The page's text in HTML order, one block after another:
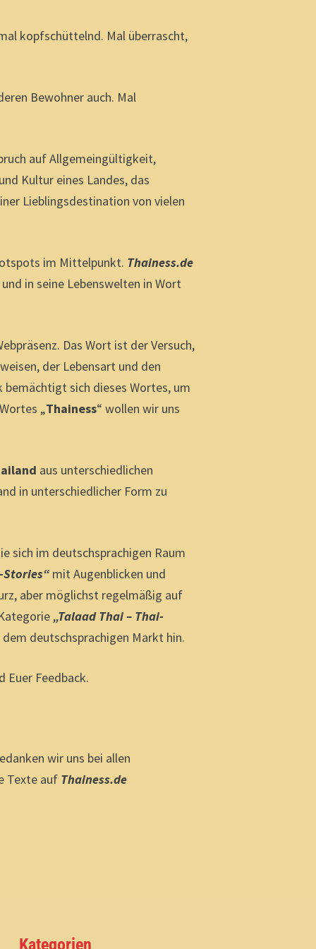
kopfschüttelnd. Mal überrascht,
Bewohner auch. Mal
auf Allgemeingültigkeit,
Kultur eines Landes, das
Lieblingsdestination von vielen
im Mittelpunkt. Thainess.de
in seine Lebenswelten in Wort
Das Wort ist der Versuch,
der Lebensart und den
sich dieses Wortes, um
„Thainess“ wollen wir uns
aus unterschiedlichen
in unterschiedlicher Form zu
sich im deutschsprachigen Raum
Stories“ mit Augenblicken und
aber möglichst regelmäßig auf
„Talaad Thai – Thai-
deutschsprachigen Markt hin.
Euer Feedback.
wir uns bei allen
Texte auf Thainess.de
Kategorien